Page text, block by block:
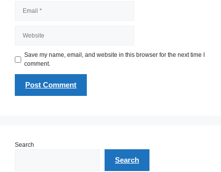
Save my name, email, and website in this browser for the next time I
comment.
Search
Search